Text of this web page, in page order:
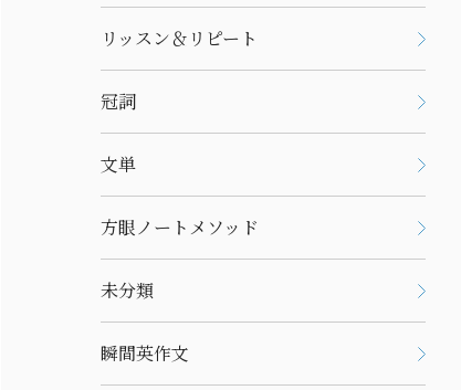
リッスン＆リピート
冠詞
文単
方眼ノートメソッド
未分類
瞬間英作文